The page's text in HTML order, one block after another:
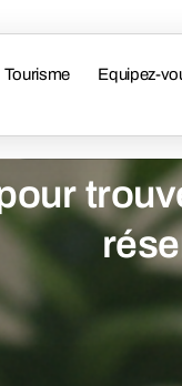
Tourisme Equipez-